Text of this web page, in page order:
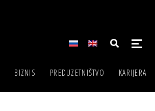
BIZNIS PREDUZETNIŠTVO KARIJERA